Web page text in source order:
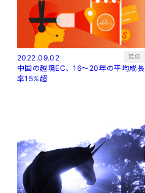
2022.09.02 短信
中国の越境EC、16～20年の平均成長
率15%超